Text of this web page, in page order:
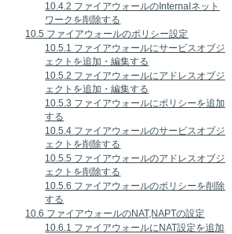
10.4.2 ファイアウォールのInternalネット
ワークを削除する
10.5 ファイアウォールのポリシー設定
10.5.1 ファイアウォールにサービスオブジ
ェクトを追加・編集する
10.5.2 ファイアウォールにアドレスオブジ
ェクトを追加・編集する
10.5.3 ファイアウォールにポリシーを追加
する
10.5.4 ファイアウォールのサービスオブジ
ェクトを削除する
10.5.5 ファイアウォールのアドレスオブジ
ェクトを削除する
10.5.6 ファイアウォールのポリシーを削除
する
10.6 ファイアウォールのNAT,NAPTの設定
10.6.1 ファイアウォールにNAT設定を追加